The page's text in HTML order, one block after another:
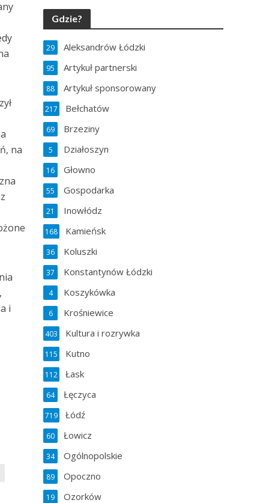
na
i
Gdzie?
Aleksandrów Łódzki
29
Artykuł partnerski
95
Artykuł sponsorowany
88
Bełchatów
217
Brzeziny
69
Działoszyn
5
Głowno
16
Gospodarka
55
Inowłódz
21
Kamieńsk
168
Koluszki
36
Konstantynów Łódzki
37
Koszykówka
4
Krośniewice
6
Kultura i rozrywka
403
Kutno
115
Łask
112
Łęczyca
64
Łódź
719
Łowicz
60
Ogólnopolskie
34
Opoczno
89
Ozorków
19